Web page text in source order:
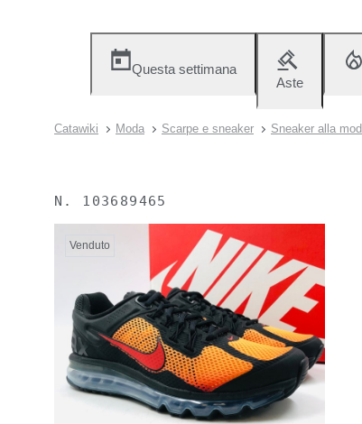
Questa settimana
Aste
Catawiki Moda Scarpe e sneaker Sneaker alla
N. 103689465
Venduto